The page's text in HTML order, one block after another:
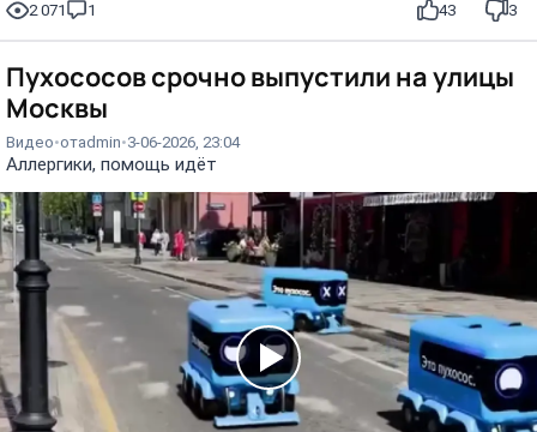
2 071 1 43 3
Пухососов срочно выпустили на улицы
Москвы
Видео отadmin 3-06-2026, 23:04
Аллергики, помощь идёт